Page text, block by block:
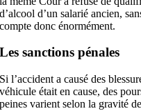
d’alcool d’un salarié ancien,
compte donc énormément.
Les sanctions pénales
Si l’accident a causé des
véhicule était en cause, des
peines varient selon la gravité